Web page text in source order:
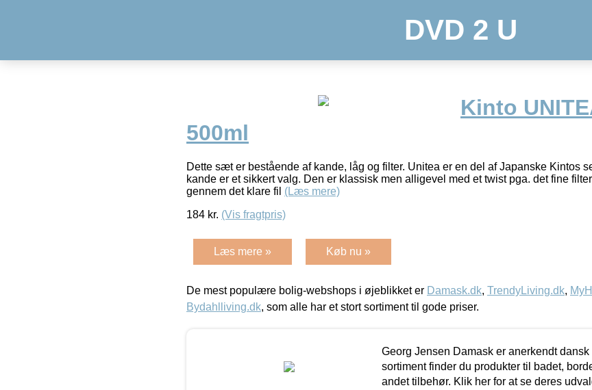
DVD 2 U
Kinto
500ml
Dette sæt er bestående af kande, låg og filter. Unitea er en del af Japanske Kintos
kande er et sikkert valg. Den er klassisk men alligevel med et twist pga. det fine
gennem det klare fil (Læs mere)
184 kr. (Vis fragtpris)
Læs mere » Køb nu »
De mest populære bolig-webshops i øjeblikket er Damask.dk, TrendyLiving.dk,
Bydahlliving.dk, som alle har et stort sortiment til gode priser.
Georg Jensen Damask er anerkendt
sortiment finder du produkter til badet,
andet tilbehør. Klik her for at se deres